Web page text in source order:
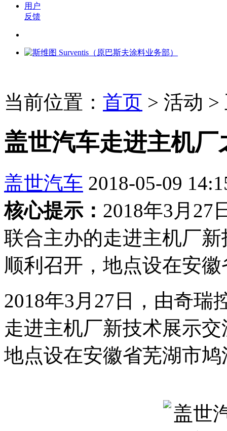
用户
反馈
当前位置： 首页 > 活动 >
盖世汽车走进主机
盖世汽车 2018-05-09
核心提示： 2018年3月27
联合主办的走进主机厂
顺利召开，地点设在安
2018年3月27日，由奇瑞
走进主机厂新技术展示
地点设在安徽省芜湖市